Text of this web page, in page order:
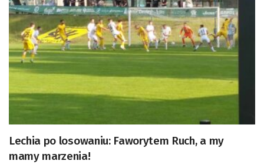
Lechia po losowaniu: Faworytem Ruch, a my
mamy marzenia!